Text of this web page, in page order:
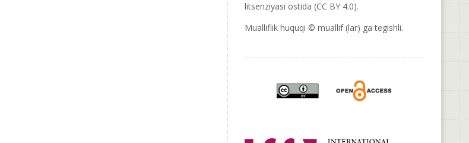
litsenziyasi ostida (CC BY 4.0).
Mualliflik huquqi © muallif (lar) ga tegishli.